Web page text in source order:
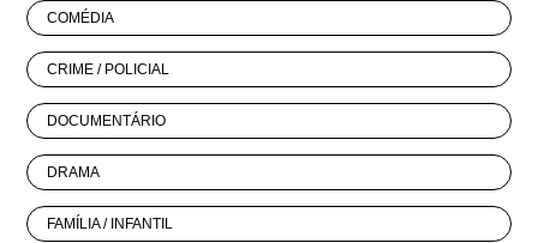
COMÉDIA
CRIME / POLICIAL
DOCUMENTÁRIO
DRAMA
FAMÍLIA / INFANTIL